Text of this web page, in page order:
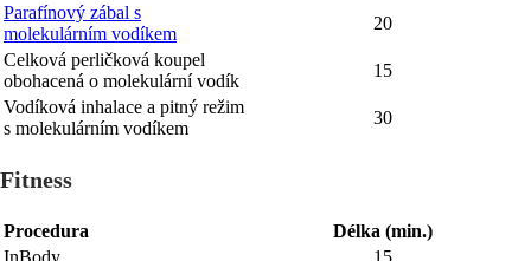
Parafínový zábal s
molekulárním vodíkem
20
Celková perličková koupel
obohacená o molekulární vodík
15
Vodíková inhalace a pitný režim
s molekulárním vodíkem
30
Fitness
Procedura
Délka (min.)
InBody
15